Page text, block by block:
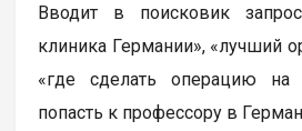
Вводит в поисковик
клиника Германии», «лучший
«где сделать операцию на
попасть к профессору в